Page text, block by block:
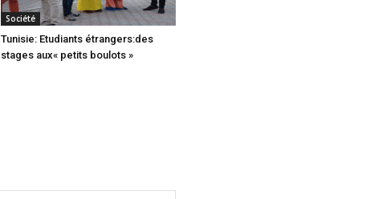
Société
Tunisie: Etudiants étrangers:des
stages aux« petits boulots »